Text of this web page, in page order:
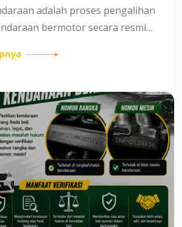
adalah proses pengalihan
bermotor secara resmi
dua maupun roda empat.